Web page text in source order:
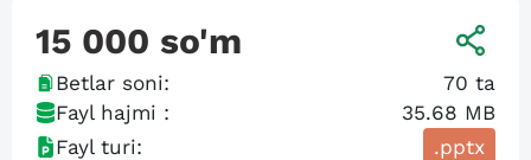
15 000 so'm
Betlar soni: 70 ta
Fayl hajmi :
35.68 MB
Fayl turi:
.pptx